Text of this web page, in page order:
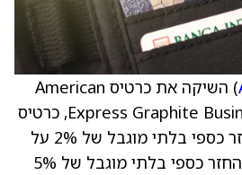
) השיקה את כרטיס American
Express Graphite Business Cash Unlimited, כרטיס
עסקי חדש שמציע החזר כספי בלתי מוגבל של 2% על
כל הרכישות הזכאות, והחזר כספי בלתי מוגבל של 5%